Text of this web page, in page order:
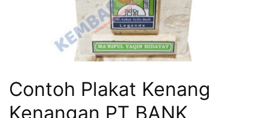
Contoh Plakat Kenang
Kenangan PT BANK